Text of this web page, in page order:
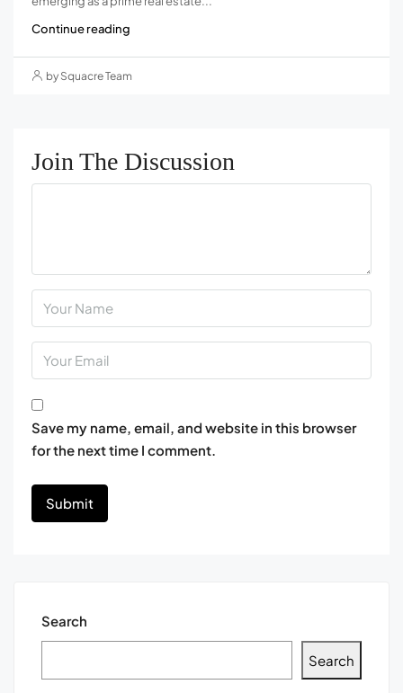
Continue reading
by Squacre Team
Join The Discussion
Save my name, email, and website in this browser
for the next time I comment.
Search
Search